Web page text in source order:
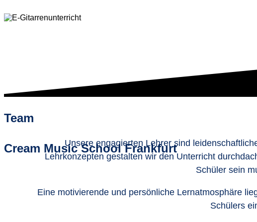
Team
Cream Music School Frankfurt
Unsere engagierten Lehrer sind
Lehrkonzepten gestalten wir den Unterricht
Schüler sein
Eine motivierende und persönliche Lernatmosphäre
Schülers